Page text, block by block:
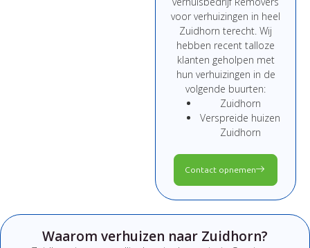
voor verhuizingen in heel
Zuidhorn terecht. Wij
hebben recent talloze
klanten geholpen met
hun verhuizingen in de
volgende buurten:
Zuidhorn
Verspreide huizen
Zuidhorn
Contact opnemen
Waarom verhuizen naar Zuidhorn?